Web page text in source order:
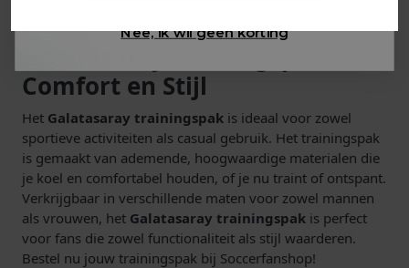
Comfort en Stijl
Het Galatasaray trainingspak is ideaal voor zowel
sportieve activiteiten als casual gebruik. Het trainingspak
is gemaakt van ademende, hoogwaardige materialen die
je koel en comfortabel houden, of je nu traint of ontspant.
Verkrijgbaar in verschillende maten voor zowel mannen
als vrouwen, het Galatasaray trainingspak is perfect
voor fans die zowel functionaliteit als stijl waarderen.
Bestel nu jouw trainingspak bij Soccerfanshop!
Nee, ik wil geen korting